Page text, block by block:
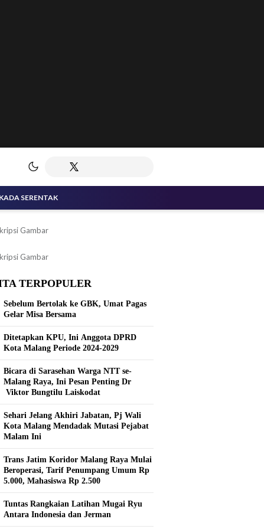
SERENTAK
TERPOPULER
Sebelum Bertolak ke GBK, Umat Pagas
Gelar Misa Bersama
Ditetapkan KPU, Ini Anggota DPRD
Kota Malang Periode 2024-2029
Bicara di Sarasehan Warga NTT se-
Malang Raya, Ini Pesan Penting Dr
Viktor Bungtilu Laiskodat
Sehari Jelang Akhiri Jabatan, Pj Wali
Kota Malang Mendadak Mutasi Pejabat
Malam Ini
Trans Jatim Koridor Malang Raya Mulai
Beroperasi, Tarif Penumpang Umum Rp
5.000, Mahasiswa Rp 2.500
Tuntas Rangkaian Latihan Mugai Ryu
Antara Indonesia dan Jerman